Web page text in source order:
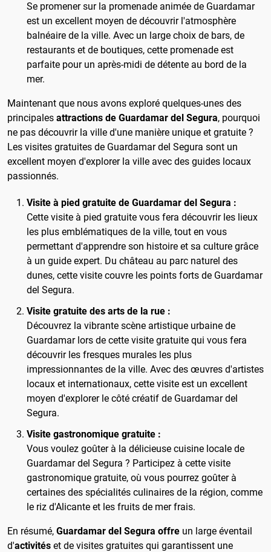
Se promener sur la promenade animée de Guardamar
est un excellent moyen de découvrir l'atmosphère
balnéaire de la ville. Avec un large choix de bars, de
restaurants et de boutiques, cette promenade est
parfaite pour un après-midi de détente au bord de la
mer.
Maintenant que nous avons exploré quelques-unes des
principales attractions de Guardamar del Segura, pourquoi
ne pas découvrir la ville d'une manière unique et gratuite ?
Les visites gratuites de Guardamar del Segura sont un
excellent moyen d'explorer la ville avec des guides locaux
passionnés.
Visite à pied gratuite de Guardamar del Segura :
Cette visite à pied gratuite vous fera découvrir les lieux
les plus emblématiques de la ville, tout en vous
permettant d'apprendre son histoire et sa culture grâce
à un guide expert. Du château au parc naturel des
dunes, cette visite couvre les points forts de Guardamar
del Segura.
Visite gratuite des arts de la rue :
Découvrez la vibrante scène artistique urbaine de
Guardamar lors de cette visite gratuite qui vous fera
découvrir les fresques murales les plus
impressionnantes de la ville. Avec des œuvres d'artistes
locaux et internationaux, cette visite est un excellent
moyen d'explorer le côté créatif de Guardamar del
Segura.
Visite gastronomique gratuite :
Vous voulez goûter à la délicieuse cuisine locale de
Guardamar del Segura ? Participez à cette visite
gastronomique gratuite, où vous pourrez goûter à
certaines des spécialités culinaires de la région, comme
le riz d'Alicante et les fruits de mer frais.
En résumé, Guardamar del Segura offre un large éventail
d'activités et de visites gratuites qui garantissent une